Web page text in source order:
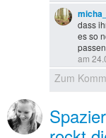
dass
es so
am
Zum